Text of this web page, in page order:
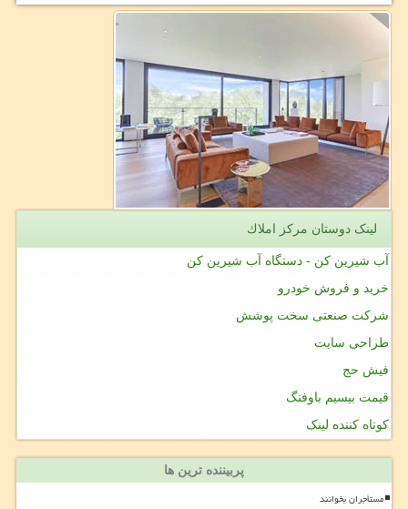
لینک دوستان مركز املاك
آب شیرین کن - دستگاه آب شیرین کن
خرید و فروش خودرو
شرکت صنعتی سخت پوشش
طراحی سایت
فیش حج
قیمت بیسیم باوفنگ
کوتاه کننده لینک
پربیننده ترین ها
مستأجران بخوانند